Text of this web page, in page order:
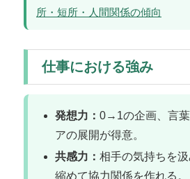
所・短所・人間関係の傾向
仕事における強み
発想力：0→1の企画、言
アの展開が得意。
共感力：相手の気持ちを
縮めて協力関係を作れる。